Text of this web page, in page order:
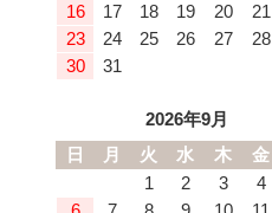
16
17 18 19 20 21
23
24 25 26 27 28
30
31
2026年9月
日
月 火 水 木 金
1
2 3 4